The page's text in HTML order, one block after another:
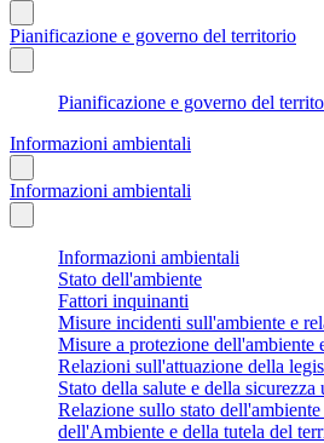
Pianificazione e governo del territorio
Pianificazione e governo del
Informazioni ambientali
Informazioni ambientali
Informazioni ambientali
Stato dell'ambiente
Fattori inquinanti
Misure incidenti sull'ambiente e
Misure a protezione dell'ambiente
Relazioni sull'attuazione della
Stato della salute e della sicurezza
Relazione sullo stato
dell'Ambiente e della tutela del